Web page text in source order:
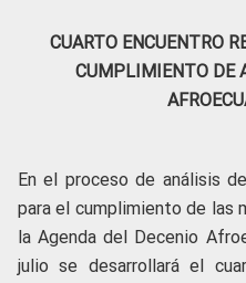
CUARTO ENCUENTRO
CUMPLIMIENTO DE
En el proceso de análisis
para el cumplimiento de las
la Agenda del Decenio
julio se desarrollará el